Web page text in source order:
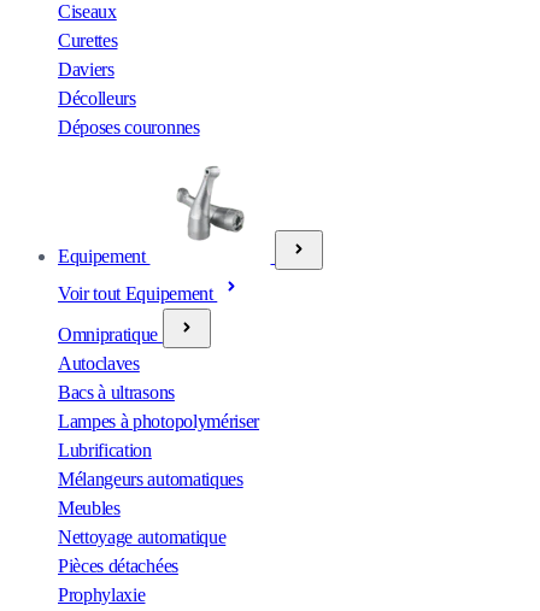
Ciseaux
Curettes
Daviers
Décolleurs
Déposes couronnes
Equipement
Voir tout Equipement
Omnipratique
Autoclaves
Bacs à ultrasons
Lampes à photopolymériser
Lubrification
Mélangeurs automatiques
Meubles
Nettoyage automatique
Pièces détachées
Prophylaxie